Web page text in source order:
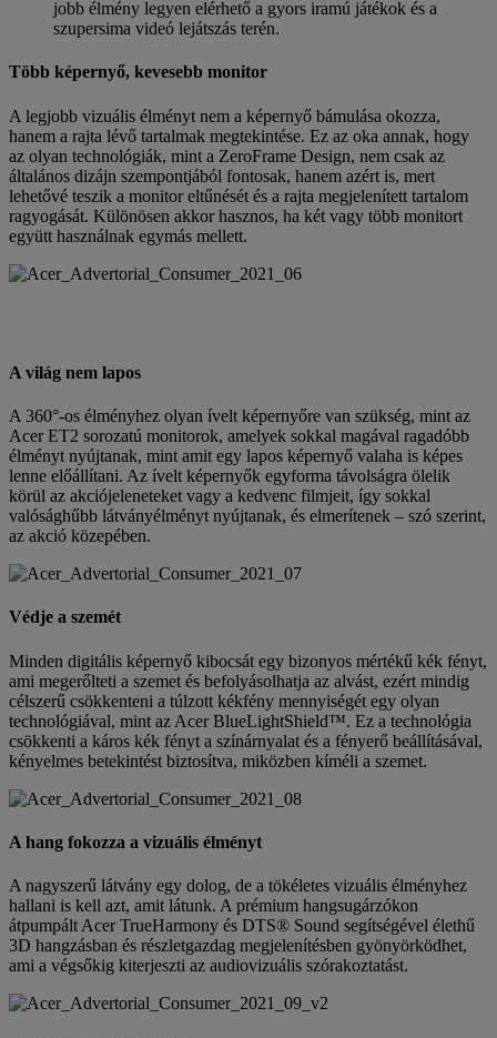
jobb élmény legyen elérhető a gyors iramú játékok és a
szupersima videó lejátszás terén.
Több képernyő, kevesebb monitor
A legjobb vizuális élményt nem a képernyő bámulása okozza,
hanem a rajta lévő tartalmak megtekintése. Ez az oka annak, hogy
az olyan technológiák, mint a ZeroFrame Design, nem csak az
általános dizájn szempontjából fontosak, hanem azért is, mert
lehetővé teszik a monitor eltűnését és a rajta megjelenített tartalom
ragyogását. Különösen akkor hasznos, ha két vagy több monitort
együtt használnak egymás mellett.
A világ nem lapos
A 360°-os élményhez olyan ívelt képernyőre van szükség, mint az
Acer ET2 sorozatú monitorok, amelyek sokkal magával ragadóbb
élményt nyújtanak, mint amit egy lapos képernyő valaha is képes
lenne előállítani. Az ívelt képernyők egyforma távolságra ölelik
körül az akciójeleneteket vagy a kedvenc filmjeit, így sokkal
valósághűbb látványélményt nyújtanak, és elmerítenek – szó szerint,
az akció közepében.
Védje a szemét
Minden digitális képernyő kibocsát egy bizonyos mértékű kék fényt,
ami megerőlteti a szemet és befolyásolhatja az alvást, ezért mindig
célszerű csökkenteni a túlzott kékfény mennyiségét egy olyan
technológiával, mint az Acer BlueLightShield™. Ez a technológia
csökkenti a káros kék fényt a színárnyalat és a fényerő beállításával,
kényelmes betekintést biztosítva, miközben kíméli a szemet.
A hang fokozza a vizuális élményt
A nagyszerű látvány egy dolog, de a tökéletes vizuális élményhez
hallani is kell azt, amit látunk. A prémium hangsugárzókon
átpumpált Acer TrueHarmony és DTS® Sound segítségével élethű
3D hangzásban és részletgazdag megjelenítésben gyönyörködhet,
ami a végsőkig kiterjeszti az audiovizuális szórakoztatást.